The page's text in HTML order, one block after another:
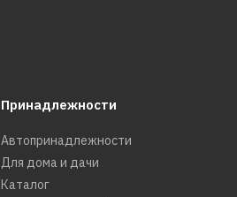
Принадлежности
Автопринадлежности
Для дома и дачи
Каталог